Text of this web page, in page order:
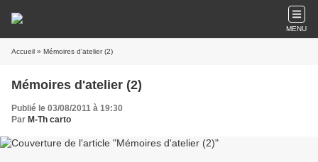
MENU
Accueil » Mémoires d'atelier (2)
Mémoires d'atelier (2)
Publié le 03/08/2011 à 19:30
Par M-Th carto